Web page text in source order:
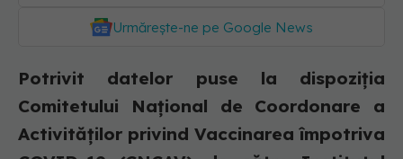
Urmărește-ne pe Google News
Potrivit datelor puse la dispoziția
Comitetului Național de Coordonare a
Activităților privind Vaccinarea împotriva